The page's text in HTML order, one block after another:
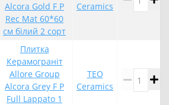
Alcora Gold F P
Rec Mat 60*60
см білий 2 сорт
Ceramics
Плитка
Керамограніт
Allore Group
Alcora Grey F P
Full Lappato 1
TEO
Ceramics